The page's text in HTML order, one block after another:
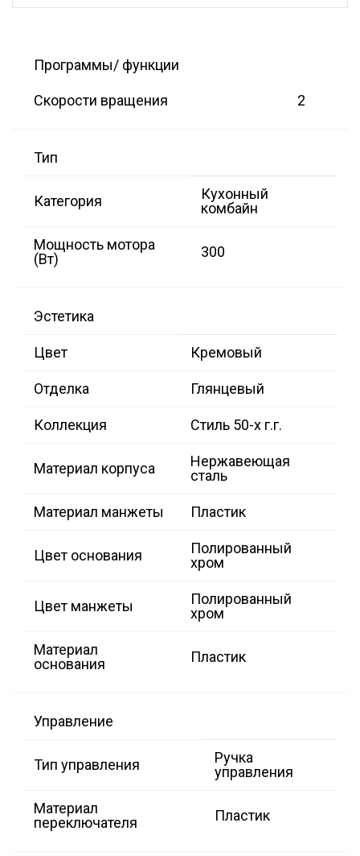
Программы/ функции
Скорости вращения 2
Тип
Категория
Кухонный
комбайн
Мощность мотора
(Вт)
300
Эстетика
Цвет Кремовый
Отделка Глянцевый
Коллекция Стиль 50-х г.г.
Материал корпуса
Нержавеющая
сталь
Материал манжеты Пластик
Цвет основания
Полированный
хром
Цвет манжеты
Полированный
хром
Материал
основания
Пластик
Управление
Тип управления
Ручка
управления
Материал
переключателя
Пластик